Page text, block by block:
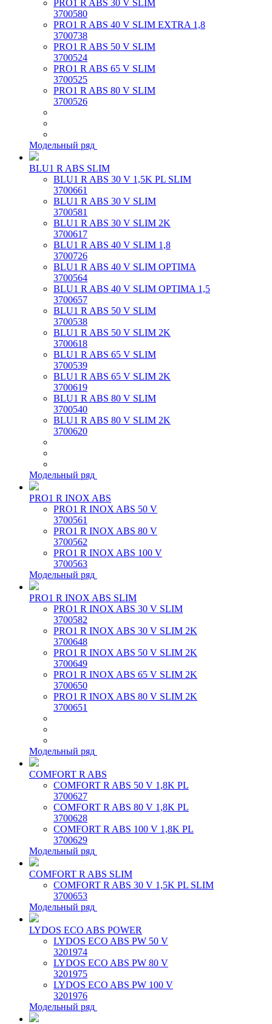
PRO1 R ABS 30 V SLIM
3700580
PRO1 R ABS 40 V SLIM EXTRA 1,8
3700738
PRO1 R ABS 50 V SLIM
3700524
PRO1 R ABS 65 V SLIM
3700525
PRO1 R ABS 80 V SLIM
3700526
Модельный ряд
BLU1 R ABS SLIM
BLU1 R ABS 30 V 1,5K PL SLIM
3700661
BLU1 R ABS 30 V SLIM
3700581
BLU1 R ABS 30 V SLIM 2K
3700617
BLU1 R ABS 40 V SLIM 1,8
3700726
BLU1 R ABS 40 V SLIM OPTIMA
3700564
BLU1 R ABS 40 V SLIM OPTIMA 1,5
3700657
BLU1 R ABS 50 V SLIM
3700538
BLU1 R ABS 50 V SLIM 2K
3700618
BLU1 R ABS 65 V SLIM
3700539
BLU1 R ABS 65 V SLIM 2K
3700619
BLU1 R ABS 80 V SLIM
3700540
BLU1 R ABS 80 V SLIM 2K
3700620
Модельный ряд
PRO1 R INOX ABS
PRO1 R INOX ABS 50 V
3700561
PRO1 R INOX ABS 80 V
3700562
PRO1 R INOX ABS 100 V
3700563
Модельный ряд
PRO1 R INOX ABS SLIM
PRO1 R INOX ABS 30 V SLIM
3700582
PRO1 R INOX ABS 30 V SLIM 2K
3700648
PRO1 R INOX ABS 50 V SLIM 2K
3700649
PRO1 R INOX ABS 65 V SLIM 2K
3700650
PRO1 R INOX ABS 80 V SLIM 2K
3700651
Модельный ряд
COMFORT R ABS
COMFORT R ABS 50 V 1,8K PL
3700627
COMFORT R ABS 80 V 1,8K PL
3700628
COMFORT R ABS 100 V 1,8K PL
3700629
Модельный ряд
COMFORT R ABS SLIM
COMFORT R ABS 30 V 1,5K PL SLIM
3700653
Модельный ряд
LYDOS ECO ABS POWER
LYDOS ECO ABS PW 50 V
3201974
LYDOS ECO ABS PW 80 V
3201975
LYDOS ECO ABS PW 100 V
3201976
Модельный ряд